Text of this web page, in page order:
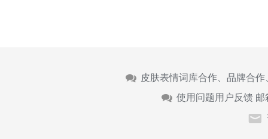
皮肤表情词库合作、品牌合
使用问题用户反馈 邮